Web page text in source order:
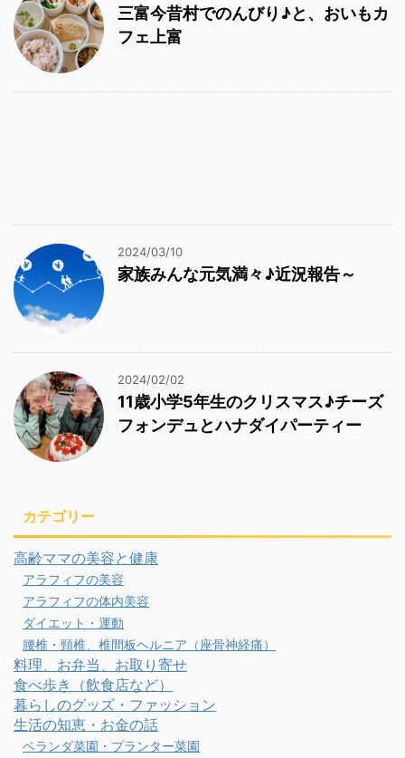
三富今昔村でのんびり♪と、おいもカ
フェ上富
2024/03/10
家族みんな元気満々♪近況報告～
2024/02/02
11歳小学5年生のクリスマス♪チーズ
フォンデュとハナダイパーティー
カテゴリー
高齢ママの美容と健康
アラフィフの美容
アラフィフの体内美容
ダイエット・運動
腰椎・頸椎、椎間板ヘルニア（座骨神経痛）
料理、お弁当、お取り寄せ
食べ歩き（飲食店など）
暮らしのグッズ・ファッション
生活の知恵・お金の話
ベランダ菜園・プランター菜園